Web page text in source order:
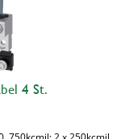
4 St.